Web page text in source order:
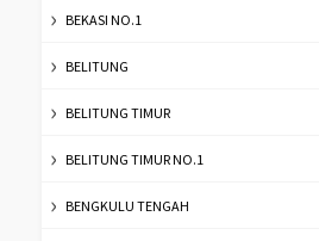
BEKASI NO.1
BELITUNG
BELITUNG TIMUR
BELITUNG TIMUR NO.1
BENGKULU TENGAH